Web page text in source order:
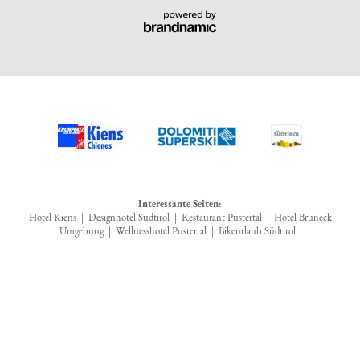
Interessante Seiten:
Hotel Kiens| Designhotel Südtirol| Restaurant Pustertal| Hotel Bruneck
Umgebung| Wellnesshotel Pustertal | Bikeurlaub Südtirol